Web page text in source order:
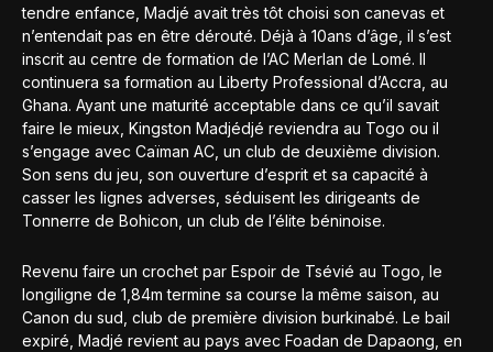
tendre enfance, Madjé avait très tôt choisi son canevas et
n’entendait pas en être dérouté. Déjà à 10ans d’âge, il s’est
inscrit au centre de formation de l’AC Merlan de Lomé. Il
continuera sa formation au Liberty Professional d’Accra, au
Ghana. Ayant une maturité acceptable dans ce qu’il savait
faire le mieux, Kingston Madjédjé reviendra au Togo ou il
s’engage avec Caïman AC, un club de deuxième division.
Son sens du jeu, son ouverture d’esprit et sa capacité à
casser les lignes adverses, séduisent les dirigeants de
Tonnerre de Bohicon, un club de l’élite béninoise.
Revenu faire un crochet par Espoir de Tsévié au Togo, le
longiligne de 1,84m termine sa course la même saison, au
Canon du sud, club de première division burkinabé. Le bail
expiré, Madjé revient au pays avec Foadan de Dapaong, en